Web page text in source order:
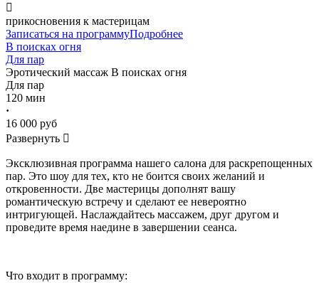

прикосновения к мастерицам
Записаться на программуПодробнее
В поисках огня
Для пар
Эротический массаж В поисках огня
Для пар
120 мин
·
16 000 руб
Развернуть 
Эксклюзивная программа нашего салона для раскрепощенных
пар. Это шоу для тех, кто не боится своих желаний и
откровенности. Две мастерицы дополнят вашу
романтическую встречу и сделают ее невероятно
интригующей. Наслаждайтесь массажем, друг другом и
проведите время наедине в завершении сеанса.
Что входит в программу: